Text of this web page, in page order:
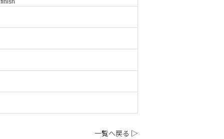
一覧へ戻る ▷